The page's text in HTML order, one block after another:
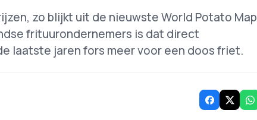
zo blijkt uit de nieuwste World Potato Map
frituurondernemers is dat direct
laatste jaren fors meer voor een doos friet.